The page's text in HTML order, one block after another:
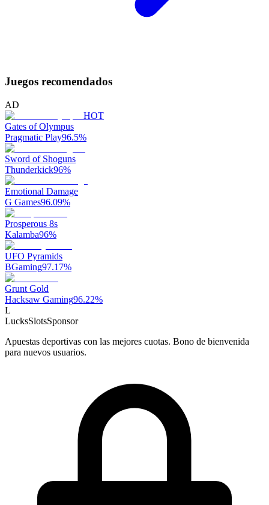
Juegos recomendados
AD
HOT
Gates of Olympus
Pragmatic Play96.5%
Sword of Shoguns
Thunderkick96%
Emotional Damage
G Games96.09%
Prosperous 8s
Kalamba96%
UFO Pyramids
BGaming97.17%
Grunt Gold
Hacksaw Gaming96.22%
L
LucksSlotsSponsor
Apuestas deportivas con las mejores cuotas. Bono de bienvenida
para nuevos usuarios.